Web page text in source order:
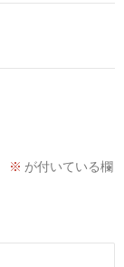
※ が付いている欄